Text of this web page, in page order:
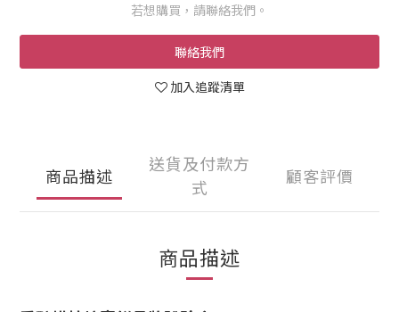
若想購買，請聯絡我們。
聯絡我們
加入追蹤清單
商品描述
送貨及付款方
式
顧客評價
商品描述